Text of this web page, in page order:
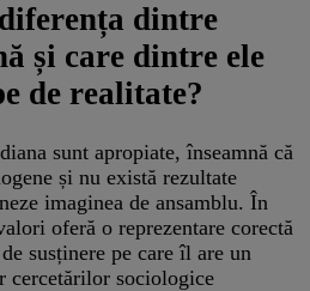
dintre
și care dintre ele
de realitate?
sunt apropiate, înseamnă că
și nu există rezultate
imaginea de ansamblu. În
oferă o reprezentare corectă
susținere pe care îl are un
cercetărilor sociologice